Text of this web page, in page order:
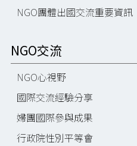
NGO團體出國交流重要資訊
NGO交流
NGO心視野
國際交流經驗分享
婦團國際參與成果
行政院性別平等會